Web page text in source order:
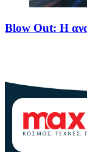
Blow Out: Η